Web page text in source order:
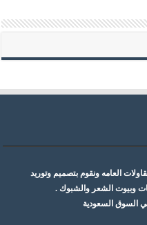
العامه ونقوم بتصميم وتوريد
وبيوت الشعر والشبوك .
في السوق السعودية